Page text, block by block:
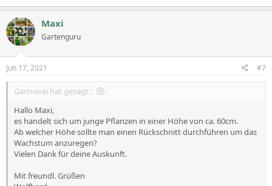
Maxi
Gartenguru
Jun 17, 2021 #7
Gärtnerei hat gesagt.:
Hallo Maxi,
es handelt sich um junge Pflanzen in einer Höhe von ca. 60cm.
Ab welcher Höhe sollte man einen Rückschnitt durchführen um das
Wachstum anzuregen?
Vielen Dank für deine Auskunft.
Mit freundl. Grüßen